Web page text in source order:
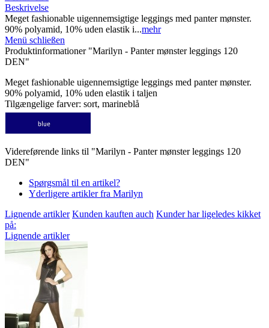
Beskrivelse
Meget fashionable uigennemsigtige leggings med panter mønster.
90% polyamid, 10% uden elastik i...mehr
Menü schließen
Produktinformationer "Marilyn - Panter mønster leggings 120
DEN"
Meget fashionable uigennemsigtige leggings med panter mønster.
90% polyamid, 10% uden elastik i taljen
Tilgængelige farver: sort, marineblå
Videreførende links til "Marilyn - Panter mønster leggings 120
DEN"
Spørgsmål til en artikel?
Yderligere artikler fra Marilyn
Lignende artikler Kunden kauften auch Kunder har ligeledes kikket
på:
Lignende artikler